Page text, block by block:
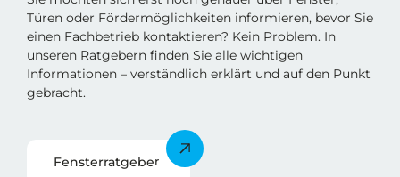
Türen oder Fördermöglichkeiten informieren, bevor Sie
einen Fachbetrieb kontaktieren? Kein Problem. In
unseren Ratgebern finden Sie alle wichtigen
Informationen – verständlich erklärt und auf den Punkt
gebracht.
Fensterratgeber